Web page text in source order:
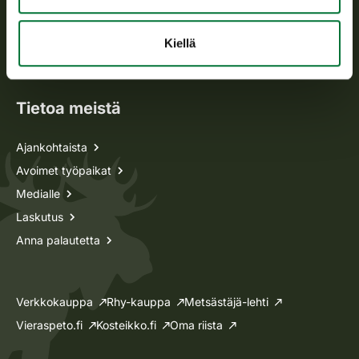
Kiellä
Metsästyskortti-asiat
Lupa-asiat
Tietoa meistä
Ajankohtaista
Avoimet työpaikat
Medialle
Laskutus
Anna palautetta
Verkkokauppa Rhy-kauppa
Metsästäjä-lehti
Vieraspeto.fi
Kosteikko.fi Oma riista